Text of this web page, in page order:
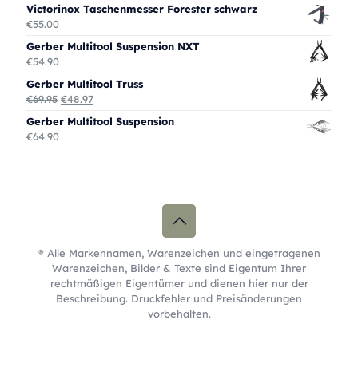
Victorinox Taschenmesser Forester schwarz
€55.00
Gerber Multitool Suspension NXT
€54.90
Gerber Multitool Truss
€69.95 Ursprünglicher
war:
€48.97Aktueller
ist:
Gerber Multitool Suspension
€64.90
® Alle Markennamen, Warenzeichen und eingetragenen
Warenzeichen, Bilder & Texte sind Eigentum Ihrer
rechtmäßigen Eigentümer und dienen hier nur der
Beschreibung. Druckfehler und Preisänderungen
vorbehalten.